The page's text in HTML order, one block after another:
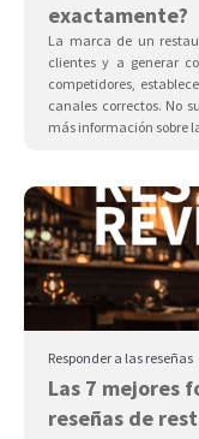
exactamente?
La marca de un
clientes y a generar
competidores,
canales correctos. No
más información sobre
Responder a las reseñas
Las 7 mejores
reseñas de